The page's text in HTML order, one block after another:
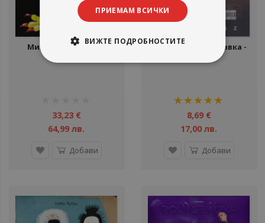
Милена - Ha-Ha - LP
33,23 €
64,99 лв.
Добави
Homelesz - Томахавка -
рейтинг:
100%8,69 €
17,00 лв.
Добави
ПРИЕМАМ ВСИЧКИ
ВИЖТЕ ПОДРОБНОСТИТЕ